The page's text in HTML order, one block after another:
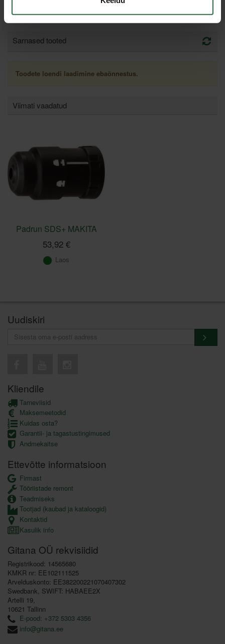
Sarnased tooted
Toodete loendi laadimine ebaõnnestus.
Viimati vaadatud
Padrun SDS+ MAKITA
53,92 €
Laos
Uudiskiri
Kliendile
Tarneviisid
Maksemeetodid
Kuidas osta?
Garantii- ja tagastustingimused
Andmekaitse
Ettevõtte informatsioon
Firmast
Tööriistade remont
Teadmiseks
Tootjad (kaubad ja kataloogid)
Kontaktid
Kasulik info
Gitana OÜ rekvisiidid
Registrikood: 14565680
KMKR nr: EE102111525
Arvelduskonto: EE382200221070407302
Swedbank, SWIFT: HABAEE2X
Artelli 19,
10621 Tallinn
E-pood: +372 5303 4356
info@gitana.ee